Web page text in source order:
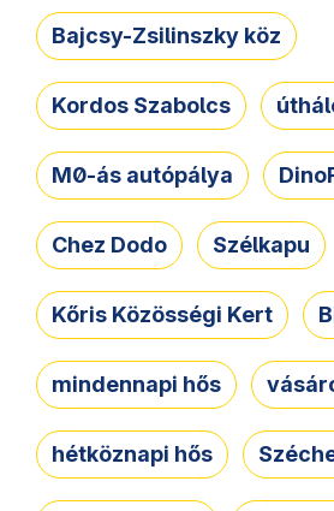
Bajcsy-Zsilinszky köz
Kordos Szabolcs
M0-ás autópálya
Chez Dodo Szélkapu
Kőris Közösségi Kert
mindennapi hős
hétköznapi hős